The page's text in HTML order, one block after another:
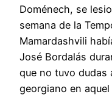
Doménech, se
semana de la
Mamardashvili
José Bordalás
que no tuvo dudas
georgiano en